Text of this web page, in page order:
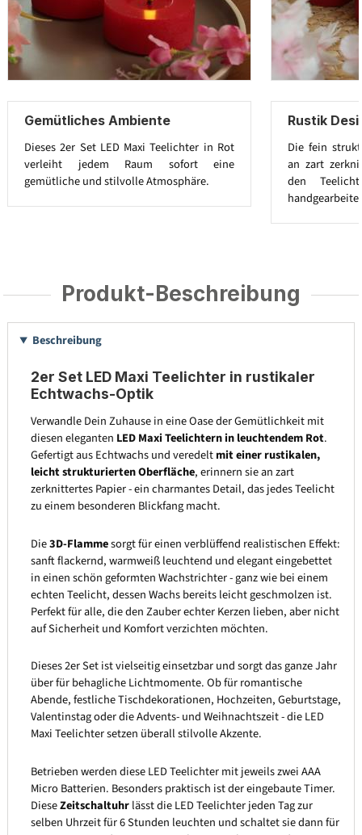
Gemütliches Ambiente
Dieses 2er Set LED Maxi Teelichter in Rot
verleiht jedem Raum sofort eine
gemütliche und stilvolle Atmosphäre.
Rustik
Die fein
an zart
den
Produkt-Beschreibung
Beschreibung
2er Set LED Maxi Teelichter in rustikaler
Echtwachs-Optik
Verwandle Dein Zuhause in eine Oase der Gemütlichkeit mit
diesen eleganten LED Maxi Teelichtern in leuchtendem Rot.
Gefertigt aus Echtwachs und veredeltmit einer rustikalen,
leicht strukturierten Oberfläche, erinnern sie an zart
zerknittertes Papier - ein charmantes Detail, das jedes Teelicht
zu einem besonderen Blickfang macht.
Die3D-Flammesorgt für einen verblüffend realistischen Effekt:
sanft flackernd, warmweiß leuchtend und elegant eingebettet
in einen schön geformten Wachstrichter - ganz wie bei einem
echten Teelicht, dessen Wachs bereits leicht geschmolzen ist.
Perfekt für alle, die den Zauber echter Kerzen lieben, aber nicht
auf Sicherheit und Komfort verzichten möchten.
Dieses 2er Set ist vielseitig einsetzbar und sorgt das ganze Jahr
über für behagliche Lichtmomente. Ob für romantische
Abende, festliche Tischdekorationen, Hochzeiten, Geburtstage,
Valentinstag oder die Advents- und Weihnachtszeit - die LED
Maxi Teelichter setzen überall stilvolle Akzente.
Betrieben werden diese LED Teelichter mit jeweils zwei AAA
Micro Batterien. Besonders praktisch ist der eingebaute Timer.
DieseZeitschaltuhrlässt die LED Teelichter jeden Tag zur
selben Uhrzeit für 6 Stunden leuchten und schaltet sie dann für